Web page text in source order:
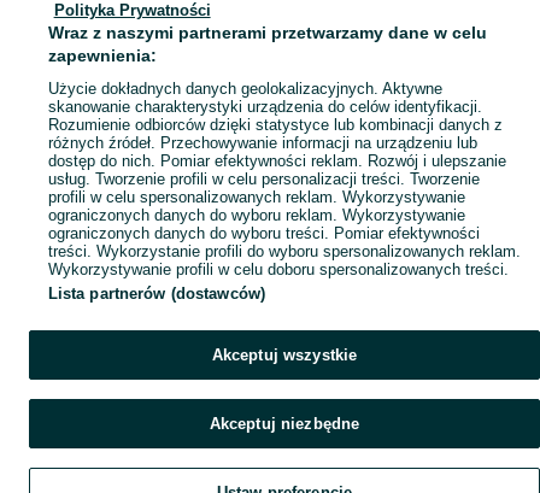
Polityka Prywatności
Wraz z naszymi partnerami przetwarzamy dane w celu
zapewnienia:
Użycie dokładnych danych geolokalizacyjnych. Aktywne
skanowanie charakterystyki urządzenia do celów identyfikacji.
Rozumienie odbiorców dzięki statystyce lub kombinacji danych z
różnych źródeł. Przechowywanie informacji na urządzeniu lub
dostęp do nich. Pomiar efektywności reklam. Rozwój i ulepszanie
usług. Tworzenie profili w celu personalizacji treści. Tworzenie
profili w celu spersonalizowanych reklam. Wykorzystywanie
ograniczonych danych do wyboru reklam. Wykorzystywanie
ograniczonych danych do wyboru treści. Pomiar efektywności
treści. Wykorzystanie profili do wyboru spersonalizowanych reklam.
Wykorzystywanie profili w celu doboru spersonalizowanych treści.
Lista partnerów (dostawców)
Akceptuj wszystkie
Akceptuj niezbędne